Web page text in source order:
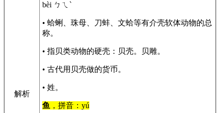
解析
bèi ㄅㄟˋ
• 蛤蜊、珠母、刀蚌、文蛤等有介壳软体动物的总
称。
• 指贝类动物的硬壳：贝壳。贝雕。
• 古代用贝壳做的货币。
• 姓。
鱼 ，拼音：yú